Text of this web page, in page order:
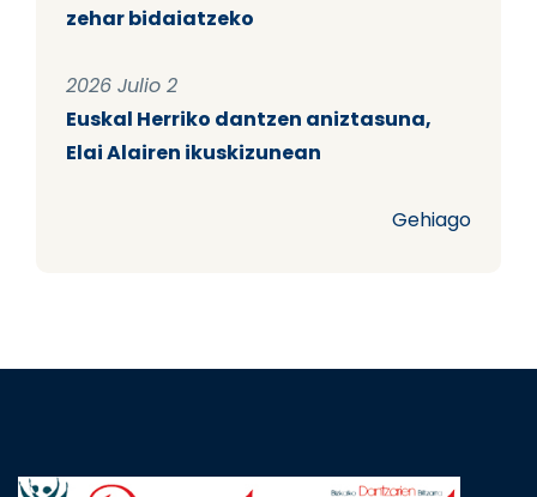
zehar bidaiatzeko
2026 Julio 2
Euskal Herriko dantzen aniztasuna,
Elai Alairen ikuskizunean
Gehiago